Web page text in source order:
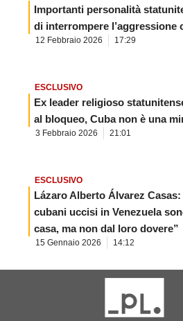
Importanti personalità
di interrompere l’aggressione
12 Febbraio 2026 17:29
ESCLUSIVO
Ex leader religioso
al bloqueo, Cuba non è una
3 Febbraio 2026 21:01
ESCLUSIVO
Lázaro Alberto Álvarez
cubani uccisi in Venezuela
casa, ma non dal loro dovere”
15 Gennaio 2026 14:12